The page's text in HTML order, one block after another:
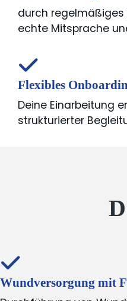
durch regelmäßiges
echte Mitsprache
Flexibles
Deine Einarbeitung
strukturierter
Wundversorgung mit